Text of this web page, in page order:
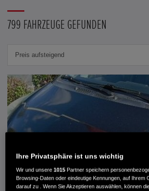
799 FAHRZEUGE GEFUNDEN
Ihre Privatsphäre ist uns wichtig
Wir und unsere1015 Partner speichern
Browsing-Daten oder eindeutige Kennungen, auf Ihrem
darauf zu . Wenn Sie Akzeptieren auswählen, können